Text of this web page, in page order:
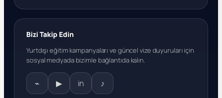
Bizi Takip Edin
Yurtdışı eğitim kampanyaları ve güncel vize duyuruları için
sosyal medyada bizimle bağlantıda kalın.
⌁ ▶ in ♪